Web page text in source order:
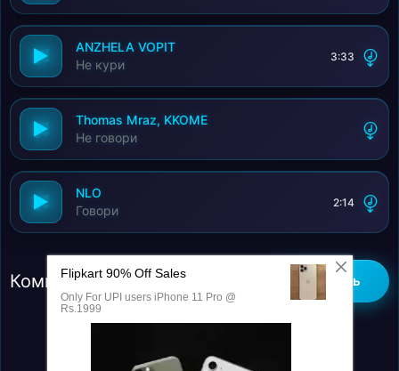
ANZHELA VOPIT
Не кури
3:33
Thomas Mraz, KKOME
Не говори
NLO
Говори
2:14
Комментарии (0) Добавить